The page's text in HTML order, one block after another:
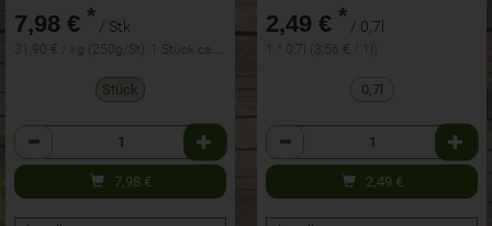
7,98 € * / Stk
Stück
Anzahl
7,98 €
2,49 € * / 0,7l
1 * 0,7l (3,56 € / 1l)
0,7l
Anzahl
2,49 €